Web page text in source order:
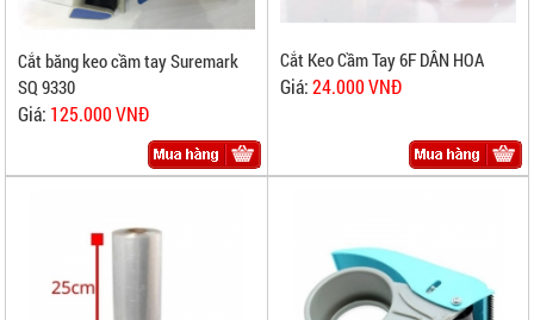
Cắt băng keo cầm tay Suremark
SQ 9330
Giá: 125.000 VNĐ
Cắt Keo Cầm Tay 6F DÂN HOA
Giá:24.000 VNĐ